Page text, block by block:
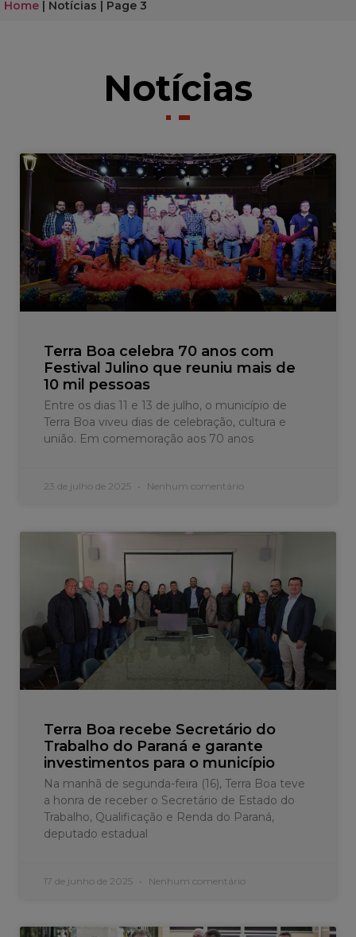
Home | Notícias | Page 3
Notícias
Terra Boa celebra 70 anos com
Festival Julino que reuniu mais de
10 mil pessoas
Entre os dias 11 e 13 de julho, o município de
Terra Boa viveu dias de celebração, cultura e
união. Em comemoração aos 70 anos
23 de julho de 2025 Nenhum comentário
Terra Boa recebe Secretário do
Trabalho do Paraná e garante
investimentos para o município
Na manhã de segunda-feira (16), Terra Boa teve
a honra de receber o Secretário de Estado do
Trabalho, Qualificação e Renda do Paraná,
deputado estadual
17 de junho de 2025 Nenhum comentário